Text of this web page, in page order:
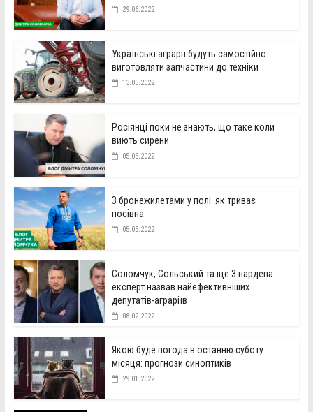
29.06.2022
Українські аграрії будуть самостійно
виготовляти запчастини до техніки
13.05.2022
Росіянці поки не знають, що таке коли
виють сирени
05.05.2022
З бронежилетами у полі: як триває
посівна
05.05.2022
Соломчук, Сольський та ще 3 нардепа:
експерт назвав найефективніших
депутатів-аграріїв
08.02.2022
Якою буде погода в останню суботу
місяця: прогнози синоптиків
29.01.2022